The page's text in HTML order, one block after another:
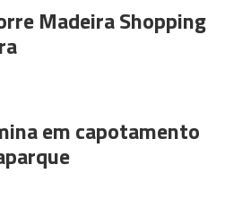
Madeira Shopping
em capotamento